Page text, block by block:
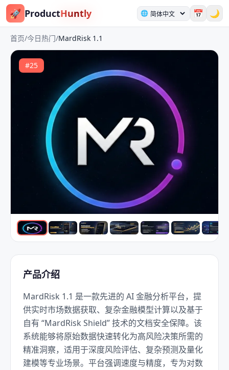
🚀 ProductHuntly 🌐 📅 🌙
首页/今日热门/MardRisk 1.1
#25
产品介绍
MardRisk 1.1 是一款先进的 AI 金融分析平台，提
供实时市场数据获取、复杂金融模型计算以及基于
自有 “MardRisk Shield” 技术的文档安全保障。该
系统能够将原始数据快速转化为高风险决策所需的
精准洞察，适用于深度风险评估、复杂预测及量化
建模等专业场景。平台强调速度与精度，专为对数